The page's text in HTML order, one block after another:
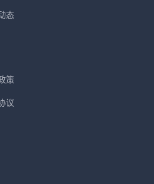
态
策
议